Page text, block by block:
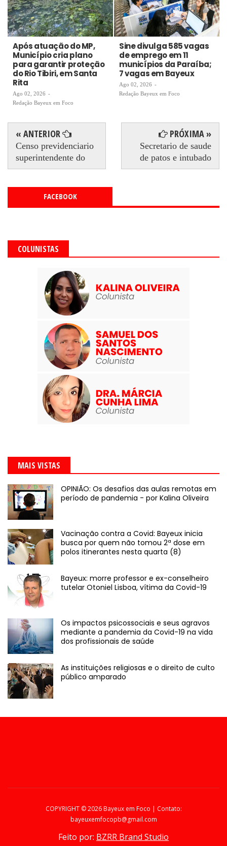
Após atuação do MP,
Município cria plano
para garantir proteção
do Rio Tibiri, em Santa
Rita
Ago 02, 2026 -
Redação Bayeux em Foco
Sine divulga 585 vagas
de emprego em 11
municípios da Paraíba;
7 vagas em Bayeux
Ago 02, 2026 -
Redação Bayeux em Foco
« ANTERIOR
Censo previdenciario
superintendente do
PRÓXIMA »
Secretario de saude
de patos e intubado
FACEBOOK
COLUNISTAS
MAIS VISTAS
OPINIÃO: Os desafios das aulas remotas em
período de pandemia - por Kalina Oliveira
Vacinação contra a Covid: Bayeux inicia
busca por quem não tomou 2ª dose em
polos itinerantes nesta quarta (8)
Bayeux: morre professor e ex-conselheiro
tutelar Otoniel Lisboa, vítima da Covid-19
Os impactos psicossociais e seus agravos
mediante a pandemia da Covid-19 na vida
dos profissionais de saúde
As instituições religiosas e o direito de culto
público amparado
COPYRIGHT ©2026 Bayeux em Foco | Contato:
bayeuxemfocopb@gmail.com
Feito por: BZRR Brand Studio